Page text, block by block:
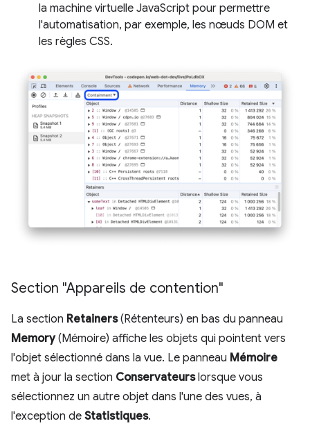
la machine virtuelle JavaScript pour permettre
l'automatisation, par exemple, les nœuds DOM et
les règles CSS.
Section "Appareils de contention"
La section Retainers(Rétenteurs) en bas du panneau
Memory(Mémoire) affiche les objets qui pointent vers
l'objet sélectionné dans la vue. Le panneau Mémoire
met à jour la section Conservateurslorsque vous
sélectionnez un autre objet dans l'une des vues, à
l'exception de Statistiques.